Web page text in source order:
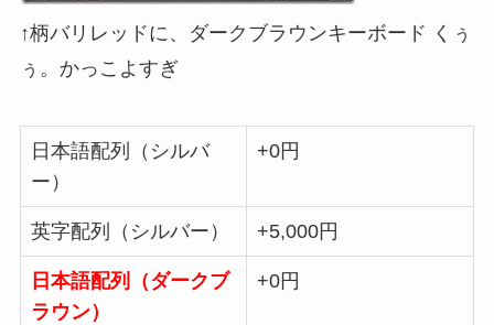
↑柄バリレッドに、ダークブラウンキーボード くぅ
ぅ。かっこよすぎ
日本語配列（シルバ
ー）
+0円
英字配列（シルバー） +5,000円
日本語配列（ダークブ
ラウン）
+0円